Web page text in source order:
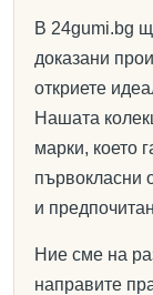
В 24gumi.bg
доказани
откриете
Нашата
марки, което
първокласни
и
Ние сме на
направите